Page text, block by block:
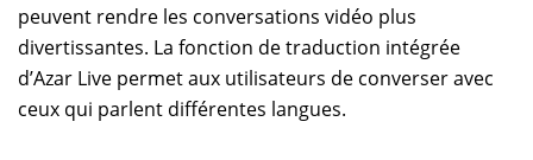
peuvent rendre les conversations vidéo plus
divertissantes. La fonction de traduction intégrée
d’Azar Live permet aux utilisateurs de converser avec
ceux qui parlent différentes langues.